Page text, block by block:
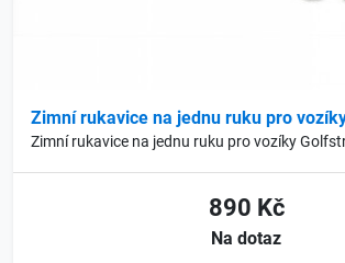
Zimní rukavice na jednu ruku pro
Zimní rukavice na jednu ruku pro vozíky
890 Kč
Na dotaz